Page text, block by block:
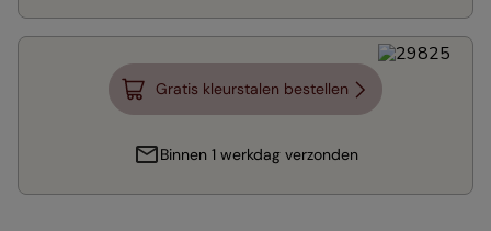
Gratis kleurstalen bestellen
Binnen 1 werkdag verzonden